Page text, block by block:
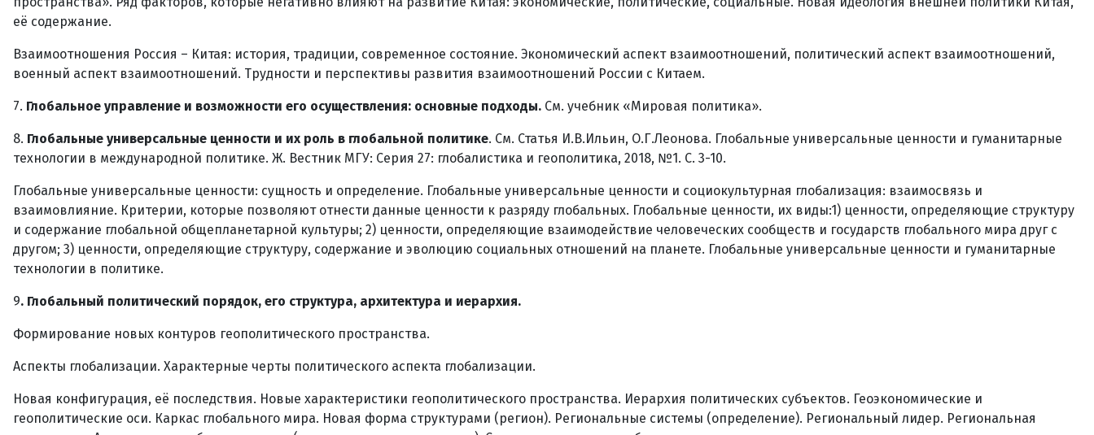
её содержание.
Взаимоотношения Россия – Китая: история, традиции, современное состояние. Экономический аспект взаимоотношений, политический аспект взаимоотношений,
военный аспект взаимоотношений. Трудности и перспективы развития взаимоотношений России с Китаем.
7. Глобальное управление и возможности его осуществления: основные подходы. См. учебник «Мировая политика».
8. Глобальные универсальные ценности и их роль в глобальной политике. См. Статья И.В.Ильин, О.Г.Леонова. Глобальные универсальные ценности и гуманитарные
технологии в международной политике. Ж. Вестник МГУ: Серия 27: глобалистика и геополитика, 2018, №1. С. 3-10.
Глобальные универсальные ценности: сущность и определение. Глобальные универсальные ценности и социокультурная глобализация: взаимосвязь и
взаимовлияние. Критерии, которые позволяют отнести данные ценности к разряду глобальных. Глобальные ценности, их виды:1) ценности, определяющие структуру
и содержание глобальной общепланетарной культуры; 2) ценности, определяющие взаимодействие человеческих сообществ и государств глобального мира друг с
другом; 3) ценности, определяющие структуру, содержание и эволюцию социальных отношений на планете. Глобальные универсальные ценности и гуманитарные
технологии в политике.
9. Глобальный политический порядок, его структура, архитектура и иерархия.
Формирование новых контуров геополитического пространства.
Аспекты глобализации. Характерные черты политического аспекта глобализации.
Новая конфигурация, её последствия. Новые характеристики геополитического пространства. Иерархия политических субъектов. Геоэкономические и
геополитические оси. Каркас глобального мира. Новая форма структурами (регион). Региональные системы (определение). Региональный лидер. Региональная